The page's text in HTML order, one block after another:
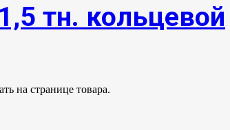
тн. кольцевой
на странице товара.